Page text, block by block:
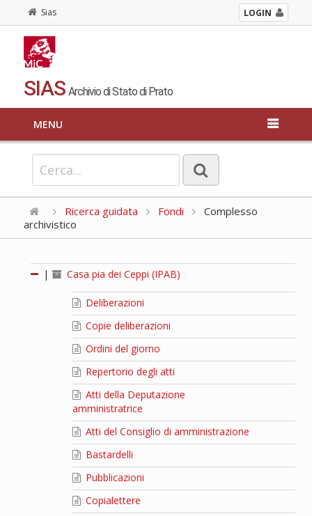
Sias LOGIN
SIAS Archivio di Stato di Prato
MENU
Ricerca guidata Fondi
Complesso
archivistico
| Casa pia dei Ceppi (IPAB)
Deliberazioni
Copie deliberazioni
Ordini del giorno
Repertorio degli atti
Atti della Deputazione
amministratrice
Atti del Consiglio di amministrazione
Bastardelli
Pubblicazioni
Copialettere